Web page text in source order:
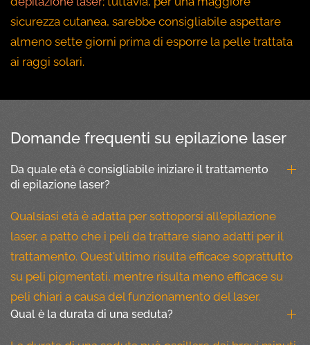
sicurezza cutanea, sarebbe consigliabile aspettare
almeno sette giorni prima di esporre la pelle trattata
ai raggi solari.
Domande frequenti su epilazione laser
Da quale età è consigliabile iniziare il trattamento
di epilazione laser?
Qualsiasi età è adatta per sottoporsi all'epilazione
laser, a patto che i peli da trattare siano adatti per il
trattamento. Quest'ultimo risulta efficace soprattutto
su peli pigmentati, mentre risulta meno efficace su
peli chiari a causa del funzionamento del laser.
Qual è la durata di una seduta?